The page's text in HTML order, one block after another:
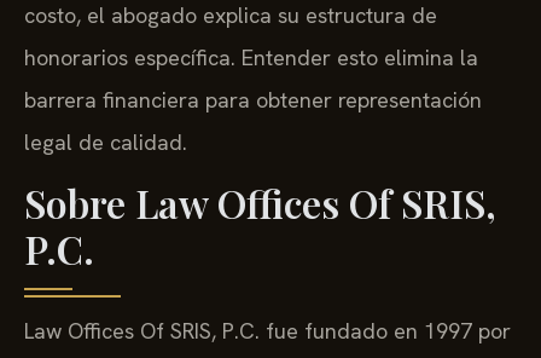
costo, el abogado explica su estructura de
honorarios específica. Entender esto elimina la
barrera financiera para obtener representación
legal de calidad.
Sobre Law Offices Of SRIS,
P.C.
Law Offices Of SRIS, P.C. fue fundado en 1997 por